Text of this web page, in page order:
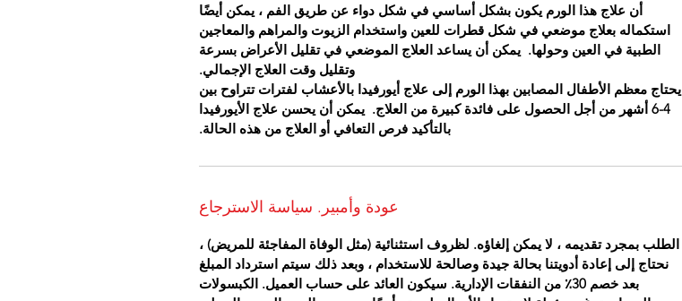
أن علاج هذا الورم يكون بشكل أساسي في شكل دواء عن طريق الفم ، يمكن أيضًا
استكماله بعلاج موضعي في شكل قطرات للعين واستخدام الزيوت والمراهم والمعاجين
الطبية في العين وحولها. يمكن أن يساعد العلاج الموضعي في تقليل الأعراض بسرعة
وتقليل وقت العلاج الإجمالي.
يحتاج معظم الأطفال المصابين بهذا الورم إلى علاج أيورفيدا بالأعشاب لفترات تتراوح بين
4-6 أشهر من أجل الحصول على فائدة كبيرة من العلاج.
يمكن أن يحسن علاج الأيورفيدا
بالتأكيد فرص التعافي أو العلاج من هذه الحالة.
عودة وأمبير. سياسة الاسترجاع
الطلب بمجرد تقديمه ، لا يمكن إلغاؤه. لظروف استثنائية (مثل الوفاة المفاجئة للمريض) ،
نحتاج إلى إعادة أدويتنا بحالة جيدة وصالحة للاستخدام ، وبعد ذلك سيتم استرداد المبلغ
بعد خصم 30٪ من النفقات الإدارية. سيكون العائد على حساب العميل. الكبسولات